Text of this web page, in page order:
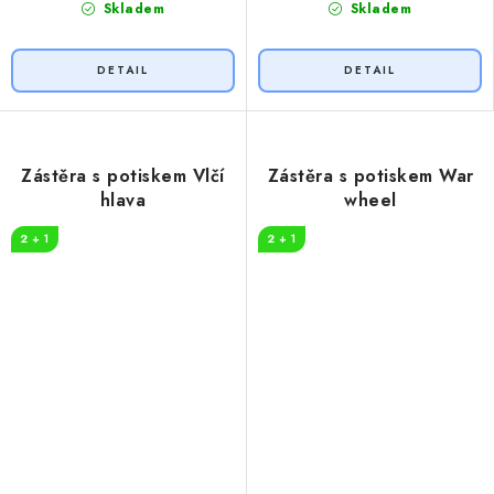
Skladem Skladem
Zástěra s potiskem Vlčí
hlava
2 + 1
Zástěra s potiskem War
wheel
2 + 1